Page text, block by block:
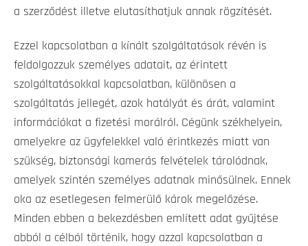
a szerződést illetve elutasíthatjuk annak rögzítését.
Ezzel kapcsolatban a kínált szolgáltatások révén is
feldolgozzuk személyes adatait, az érintett
szolgáltatásokkal kapcsolatban, különösen a
szolgáltatás jellegét, azok hatályát és árát, valamint
információkat a fizetési morálról. Cégünk székhelyein,
amelyekre az ügyfelekkel való érintkezés miatt van
szükség, biztonsági kamerás felvételek tárolódnak,
amelyek szintén személyes adatnak minősülnek. Ennek
oka az esetlegesen felmerülő károk megelőzése.
Minden ebben a bekezdésben említett adat gyűjtése
abból a célból történik, hogy azzal kapcsolatban a